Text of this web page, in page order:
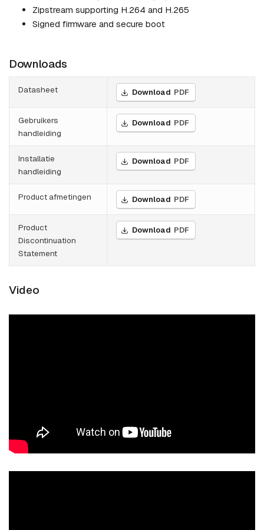
Zipstream supporting H.264 and H.265
Signed firmware and secure boot
Downloads
Datasheet Download PDF
Gebruikers
handleiding
Download PDF
Installatie
handleiding
Download PDF
Product afmetingen Download PDF
Product
Discontinuation
Statement
Download PDF
Video